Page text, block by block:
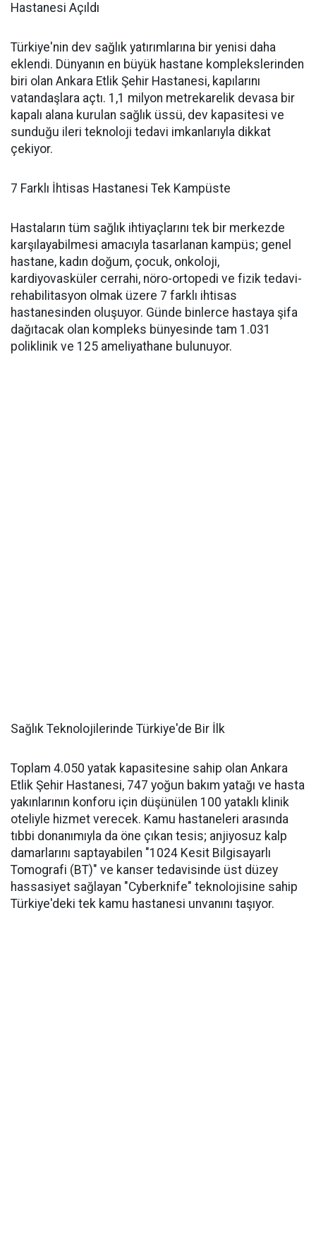
Hastanesi Açıldı
Türkiye'nin dev sağlık yatırımlarına bir yenisi daha
eklendi. Dünyanın en büyük hastane komplekslerinden
biri olan Ankara Etlik Şehir Hastanesi, kapılarını
vatandaşlara açtı. 1,1 milyon metrekarelik devasa bir
kapalı alana kurulan sağlık üssü, dev kapasitesi ve
sunduğu ileri teknoloji tedavi imkanlarıyla dikkat
çekiyor.
7 Farklı İhtisas Hastanesi Tek Kampüste
Hastaların tüm sağlık ihtiyaçlarını tek bir merkezde
karşılayabilmesi amacıyla tasarlanan kampüs; genel
hastane, kadın doğum, çocuk, onkoloji,
kardiyovasküler cerrahi, nöro-ortopedi ve fizik tedavi-
rehabilitasyon olmak üzere 7 farklı ihtisas
hastanesinden oluşuyor. Günde binlerce hastaya şifa
dağıtacak olan kompleks bünyesinde tam 1.031
poliklinik ve 125 ameliyathane bulunuyor.
Sağlık Teknolojilerinde Türkiye'de Bir İlk
Toplam 4.050 yatak kapasitesine sahip olan Ankara
Etlik Şehir Hastanesi, 747 yoğun bakım yatağı ve hasta
yakınlarının konforu için düşünülen 100 yataklı klinik
oteliyle hizmet verecek. Kamu hastaneleri arasında
tıbbi donanımıyla da öne çıkan tesis; anjiyosuz kalp
damarlarını saptayabilen "1024 Kesit Bilgisayarlı
Tomografi (BT)" ve kanser tedavisinde üst düzey
hassasiyet sağlayan "Cyberknife" teknolojisine sahip
Türkiye'deki tek kamu hastanesi unvanını taşıyor.